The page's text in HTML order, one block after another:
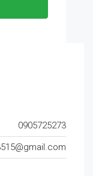
0905725273